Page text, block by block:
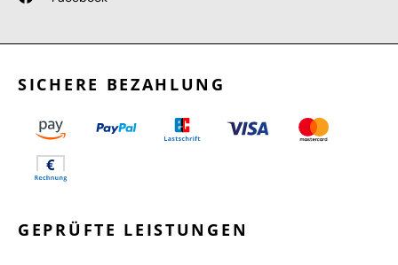
SICHERE BEZAHLUNG
GEPRÜFTE LEISTUNGEN